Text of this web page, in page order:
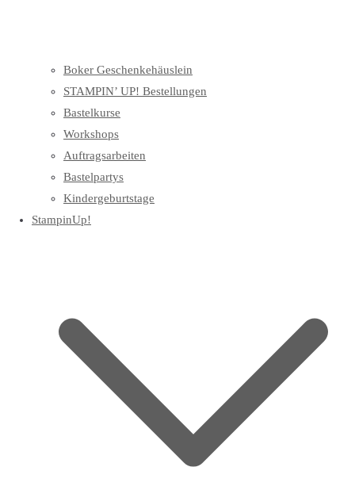
Boker Geschenkehäuslein
STAMPIN’ UP! Bestellungen
Bastelkurse
Workshops
Auftragsarbeiten
Bastelpartys
Kindergeburtstage
StampinUp!